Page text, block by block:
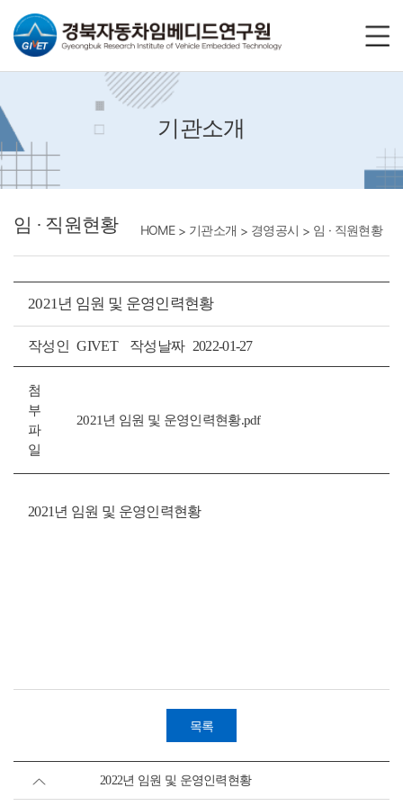
기관소개
임 · 직원현황 HOME 기관소개 경영공시 임 · 직원현황
2021년 임원 및 운영인력현황
작성인 GIVET 작성날짜 2022-01-27
첨
부
파
일
2021년 임원 및 운영인력현황.pdf
2021년 임원 및 운영인력현황
목록
2022년 임원 및 운영인력현황